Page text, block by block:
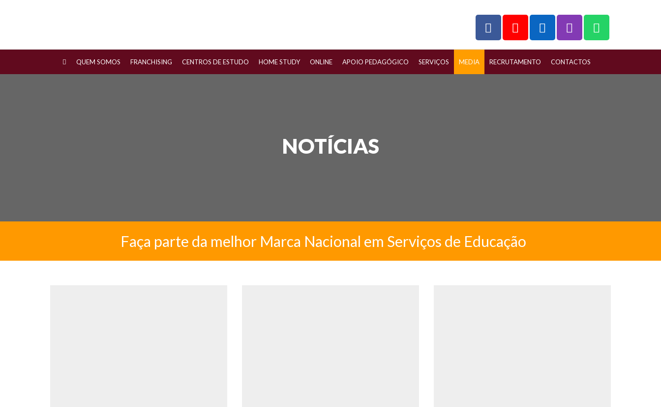
QUEM SOMOS FRANCHISING CENTROS DE ESTUDO HOME STUDY ONLINE APOIO PEDAGÓGICO SERVIÇOS MEDIA RECRUTAMENTO CONTACTOS
NOTÍCIAS
Faça parte da melhor Marca Nacional em Serviços de Educação